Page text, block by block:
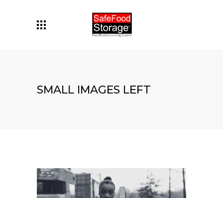
SMALL IMAGES LEFT